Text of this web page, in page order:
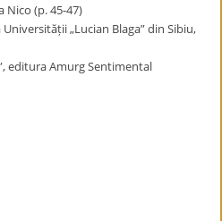
Nico (p. 45-47)
„Lucian Blaga” din Sibiu,
editura Amurg Sentimental